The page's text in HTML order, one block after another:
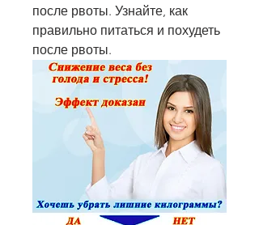
после рвоты. Узнайте, как
правильно питаться и похудеть
после рвоты.